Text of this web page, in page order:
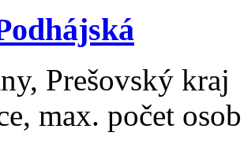
Prešovský kraj
max. počet